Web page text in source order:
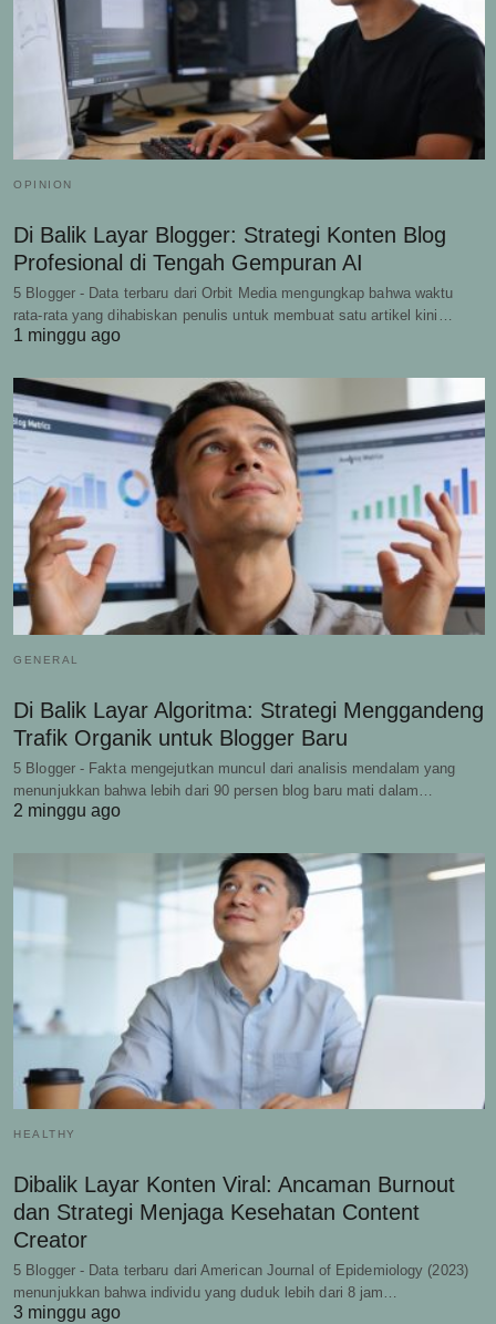
OPINION
Di Balik Layar Blogger: Strategi Konten Blog
Profesional di Tengah Gempuran AI
5 Blogger - Data terbaru dari Orbit Media mengungkap bahwa waktu
rata-rata yang dihabiskan penulis untuk membuat satu artikel kini…
1 minggu ago
GENERAL
Di Balik Layar Algoritma: Strategi Menggandeng
Trafik Organik untuk Blogger Baru
5 Blogger - Fakta mengejutkan muncul dari analisis mendalam yang
menunjukkan bahwa lebih dari 90 persen blog baru mati dalam…
2 minggu ago
HEALTHY
Dibalik Layar Konten Viral: Ancaman Burnout
dan Strategi Menjaga Kesehatan Content
Creator
5 Blogger - Data terbaru dari American Journal of Epidemiology (2023)
menunjukkan bahwa individu yang duduk lebih dari 8 jam…
3 minggu ago